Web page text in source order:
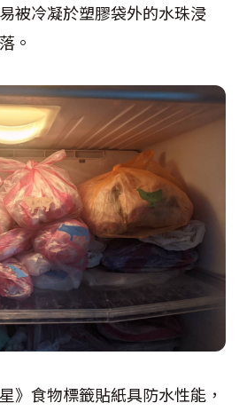
被冷凝於塑膠袋外的水珠浸
。
》食物標籤貼紙具防水性能，